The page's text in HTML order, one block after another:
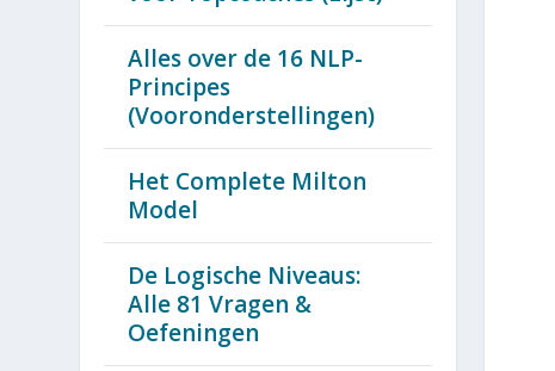
Alles over de 16 NLP-
Principes
(Vooronderstellingen)
Het Complete Milton
Model
De Logische Niveaus:
Alle 81 Vragen &
Oefeningen